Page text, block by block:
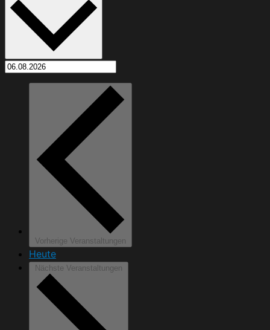
Vorherige Veranstaltungen
Heute
Nächste Veranstaltungen